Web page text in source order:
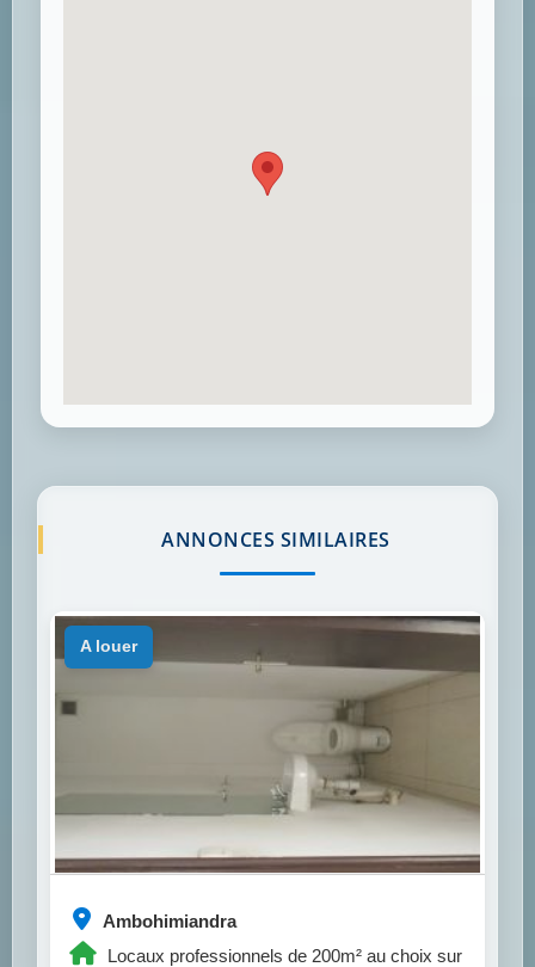
ANNONCES SIMILAIRES
Ambohimiandra
Locaux professionnels de 200m² au choix sur
a louer